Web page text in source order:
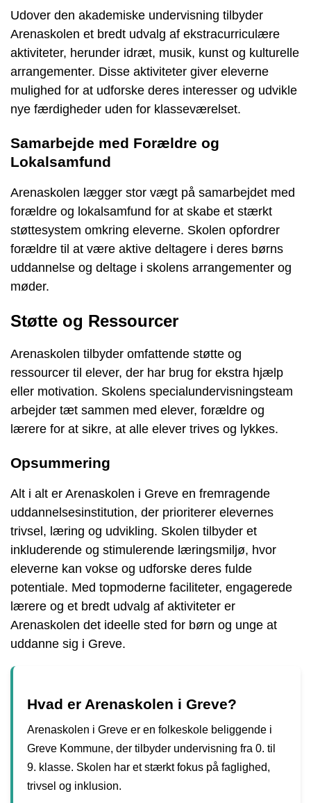
Udover den akademiske undervisning tilbyder
Arenaskolen et bredt udvalg af ekstracurriculære
aktiviteter, herunder idræt, musik, kunst og kulturelle
arrangementer. Disse aktiviteter giver eleverne
mulighed for at udforske deres interesser og udvikle
nye færdigheder uden for klasseværelset.
Samarbejde med Forældre og
Lokalsamfund
Arenaskolen lægger stor vægt på samarbejdet med
forældre og lokalsamfund for at skabe et stærkt
støttesystem omkring eleverne. Skolen opfordrer
forældre til at være aktive deltagere i deres børns
uddannelse og deltage i skolens arrangementer og
møder.
Støtte og Ressourcer
Arenaskolen tilbyder omfattende støtte og
ressourcer til elever, der har brug for ekstra hjælp
eller motivation. Skolens specialundervisningsteam
arbejder tæt sammen med elever, forældre og
lærere for at sikre, at alle elever trives og lykkes.
Opsummering
Alt i alt er Arenaskolen i Greve en fremragende
uddannelsesinstitution, der prioriterer elevernes
trivsel, læring og udvikling. Skolen tilbyder et
inkluderende og stimulerende læringsmiljø, hvor
eleverne kan vokse og udforske deres fulde
potentiale. Med topmoderne faciliteter, engagerede
lærere og et bredt udvalg af aktiviteter er
Arenaskolen det ideelle sted for børn og unge at
uddanne sig i Greve.
Hvad er Arenaskolen i Greve?
Arenaskolen i Greve er en folkeskole beliggende i
Greve Kommune, der tilbyder undervisning fra 0. til
9. klasse. Skolen har et stærkt fokus på faglighed,
trivsel og inklusion.